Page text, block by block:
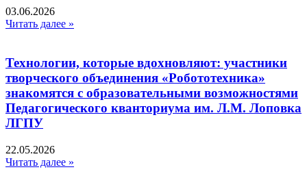
03.06.2026
Читать далее »
Технологии, которые вдохновляют: участники
творческого объединения «Робототехника»
знакомятся с образовательными возможностями
Педагогического кванториума им. Л.М. Лоповка
ЛГПУ
22.05.2026
Читать далее »